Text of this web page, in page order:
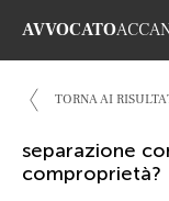
AVVOCATO
TORNA AI
separazione
comproprietà?